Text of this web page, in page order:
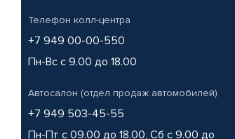
Телефон колл-центра
+7 949 00-00-550
Пн-Вс с 9.00 до 18.00
Автосалон (отдел продаж автомобилей)
+7 949 503-45-55
Пн-Пт с 09.00 до 18.00, Сб с 9.00 до